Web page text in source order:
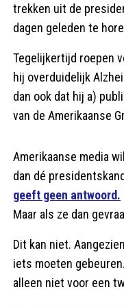
trekken uit de
dagen geleden te
Tegelijkertijd roepen
hij overduidelijk
dan ook dat hij a)
van de Amerikaanse
Amerikaanse media
dan dé
geeft geen antwoord.
Maar als ze dan
Dit kan niet.
iets moeten
alleen niet voor een